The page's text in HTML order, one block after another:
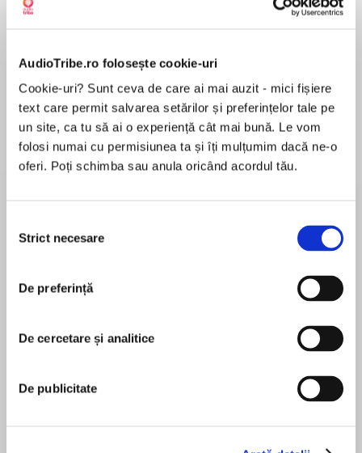
AudioTribe.ro folosește cookie-uri
Cookie-uri? Sunt ceva de care ai mai auzit - mici fișiere
text care permit salvarea setărilor și preferințelor tale pe
un site, ca tu să ai o experiență cât mai bună. Le vom
folosi numai cu permisiunea ta și îți mulțumim dacă ne-o
oferi. Poți schimba sau anula oricând acordul tău.
consimțământului
Strict necesare
De preferință
De cercetare și analitice
De publicitate
Elita de Argint (Elita
Diavolul se îmbracă de
Desprecarte
in the hilarious series from the original Queen of
Yaroooo!
Tallulah’s triumphant Heathcliff in ‘Wuthering
Heights’ the comedy musical was enough to
secure her place at Dother Hall Performing Arts
College for another term. She can’t wait to see
MAI MULT
pentru această carte
Louise Rennison